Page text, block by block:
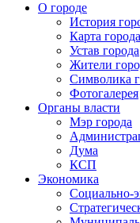
О городе
История
Карта города
Устав города
Жители
Символика
Фотогалерея
Органы власти
Мэр города
Дума
КСП
Экономика
Социально-